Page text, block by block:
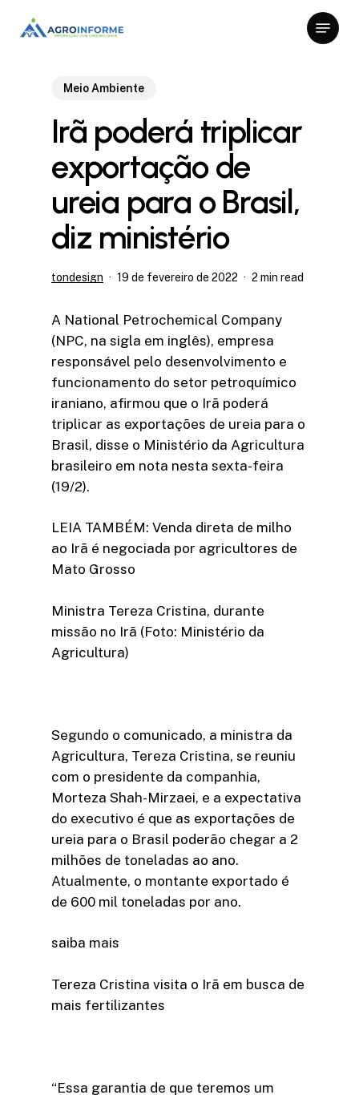
Menu
Meio Ambiente
Irã poderá triplicar
exportação de
ureia para o Brasil,
diz ministério
tondesign 19 de fevereiro de 2022 2 min read
A National Petrochemical Company
(NPC, na sigla em inglês), empresa
responsável pelo desenvolvimento e
funcionamento do setor petroquímico
iraniano, afirmou que o Irã poderá
triplicar as exportações de ureia para o
Brasil, disse o Ministério da Agricultura
brasileiro em nota nesta sexta-feira
(19/2).
LEIA TAMBÉM: Venda direta de milho
ao Irã é negociada por agricultores de
Mato Grosso
Ministra Tereza Cristina, durante
missão no Irã (Foto: Ministério da
Agricultura)
Segundo o comunicado, a ministra da
Agricultura, Tereza Cristina, se reuniu
com o presidente da companhia,
Morteza Shah-Mirzaei, e a expectativa
do executivo é que as exportações de
ureia para o Brasil poderão chegar a 2
milhões de toneladas ao ano.
Atualmente, o montante exportado é
de 600 mil toneladas por ano.
saiba mais
Tereza Cristina visita o Irã em busca de
mais fertilizantes
“Essa garantia de que teremos um